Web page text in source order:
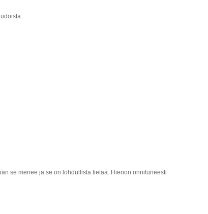
se menee ja se on lohdullista tietää. Hienon onnituneesti